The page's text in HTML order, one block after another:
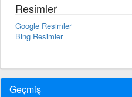
Resimler
Google Resimler
Bing Resimler
Geçmiş